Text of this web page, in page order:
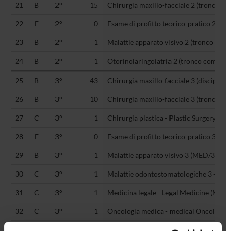
21 B 2° 15 Chirurgia maxillo-facciale 2 (tronco
22 E 2° 0 Esame di profitto teorico-pratico 2 (-)
23 B 2° 1 Malattie apparato visivo 2 (tronco
24 B 2° 1 Otorinolaringoiatria 2 (tronco
25 B 3° 43 Chirurgia maxillo-facciale 3
26 B 3° 10 Chirurgia maxillo-facciale 3 (tronco
27 C 3° 1 Chirurgia plastica - Plastic Surgery
28 E 3° 0 Esame di profitto teorico-pratico 3 (-)
29 B 3° 1 Malattie apparato visivo 3 (MED/30)
30 C 3° 1 Malattie odontostomatologiche 3 -
31 C 3° 1 Medicina legale - Legal Medicine
32 C 3° 1 Oncologia medica - medical